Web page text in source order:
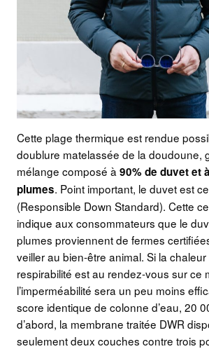
Cette plage thermique est rendue
doublure matelassée de la doudoune,
mélange composé à 90% de duvet et
plumes. Point important, le duvet est
(Responsible Down Standard). Cette
indique aux consommateurs que le
plumes proviennent de fermes
veiller au bien-être animal. Si la chaleur
respirabilité est au rendez-vous sur ce
l’imperméabilité sera un peu moins
score identique de colonne d’eau, 20
d’abord, la membrane traitée DWR
seulement deux couches contre trois